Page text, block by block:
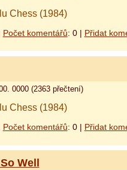
Chess (1984)
Počet komentářů: 0 | Přidat
0000 (2363 přečtení)
Chess (1984)
Počet komentářů: 0 | Přidat
Well